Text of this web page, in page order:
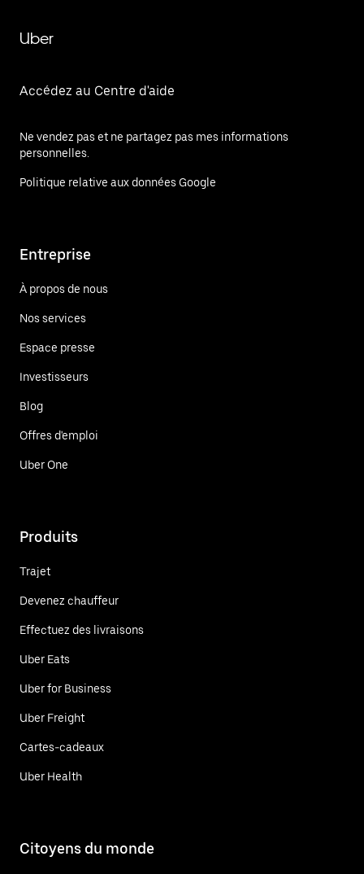
Uber
Accédez au Centre d'aide
Ne vendez pas et ne partagez pas mes informations
personnelles.
Politique relative aux données Google
Entreprise
À propos de nous
Nos services
Espace presse
Investisseurs
Blog
Offres d'emploi
Uber One
Produits
Trajet
Devenez chauffeur
Effectuez des livraisons
Uber Eats
Uber for Business
Uber Freight
Cartes-cadeaux
Uber Health
Citoyens du monde